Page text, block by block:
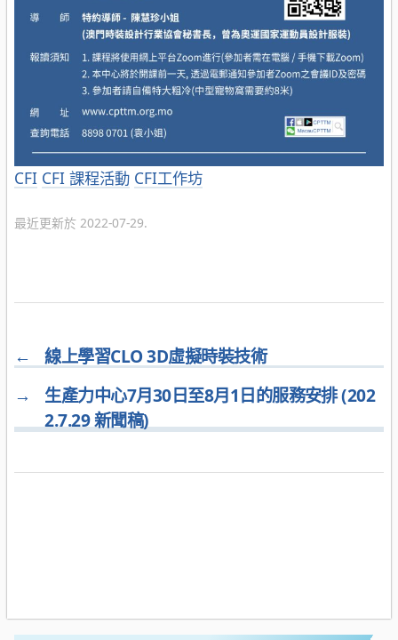
分
CFI CFI 課程活動 CFI工作坊
最近更新於 2022-07-29.
←
線上學習CLO 3D虛擬時裝技術
→
生產力中心7月30日至8月1日的服務安排 (202
2.7.29 新聞稿)